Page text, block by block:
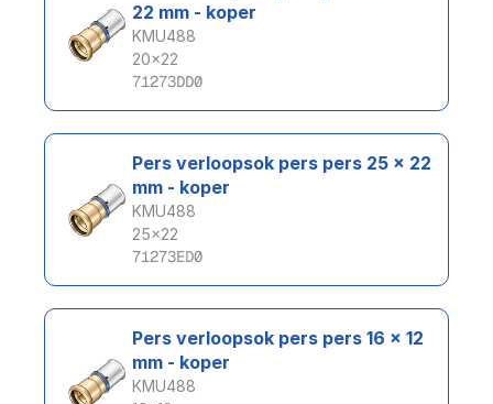
22 mm - koper
KMU488
20x22
71273DD0
Pers verloopsok pers pers 25 x 22
mm - koper
KMU488
25x22
71273ED0
Pers verloopsok pers pers 16 x 12
mm - koper
KMU488